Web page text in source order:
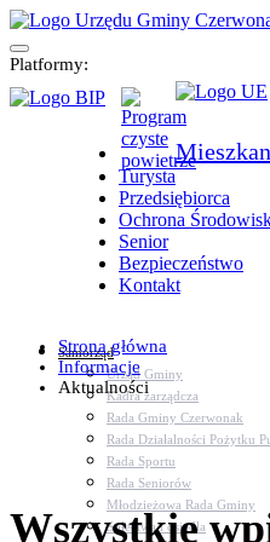
Platformy:
Turysta
Przedsiębiorca
Ochrona
Senior
Bezpieczeństwo
Kontakt
Samorząd
Urząd Gminy
Kadra zarządcza
Rada Gminy Czerwonak
Rada Działalności Pożytku
Rada Sportu
Rada Seniorów
Młodzieżowa Rada Gminy
Sołectwa i osiedla
Strona główna
Informacje
Aktualności
Wszystkie